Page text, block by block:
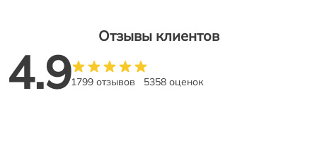
Отзывы клиентов
4.91799 отзывов 5358 оценок